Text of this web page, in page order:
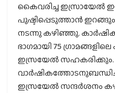
കൈവരിച്ച ഇസ്രായേല്‍
പുഷ്ടിപ്പെടുത്താന്‍
നടന്നു കഴിഞ്ഞു.
ഭാഗമായി 75
ഇസ്രയേല്‍ സഹകരിക്കും.
ഇസ്രയേല്‍ സന്ദര്‍ശനം